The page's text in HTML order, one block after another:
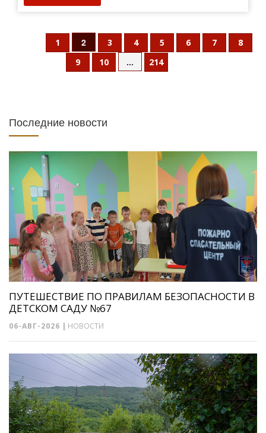
1 2 3 4 5 6 7
8
9
10 ... 214
Последние новости
ПУТЕШЕСТВИЕ ПО ПРАВИЛАМ БЕЗОПАСНОСТИ В
ДЕТСКОМ САДУ №67
06-АВГ-2026 | НОВОСТИ